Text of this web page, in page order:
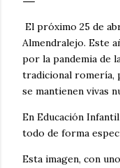
El próximo 25 de
Almendralejo. Este
por la pandemia de
tradicional romería,
se mantienen vivas
En Educación
todo de forma
Esta imagen, con